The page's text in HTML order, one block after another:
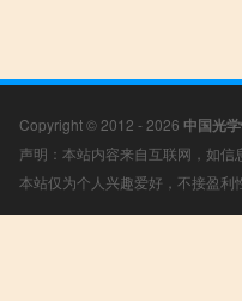
Copyright © 2012 - 2026 中国光
声明：本站内容来自互联网，如
本站仅为个人兴趣爱好，不接盈利